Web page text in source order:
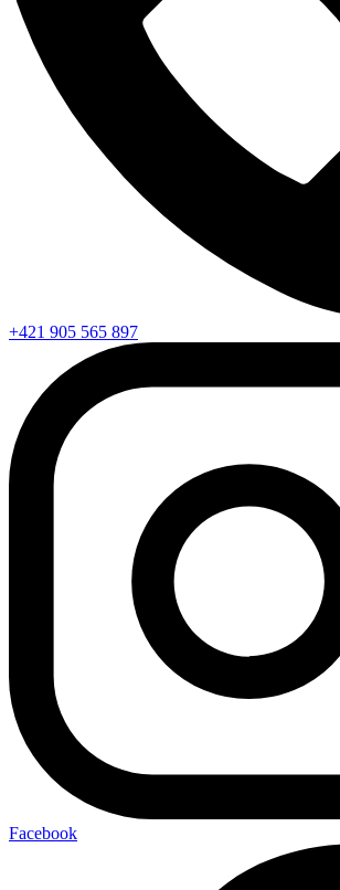
+421 905 565 897
Facebook